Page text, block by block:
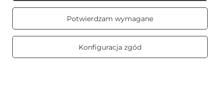
Informacje
Świece zapachowe
Potwierdzam wymagane
Konfiguracja zgód